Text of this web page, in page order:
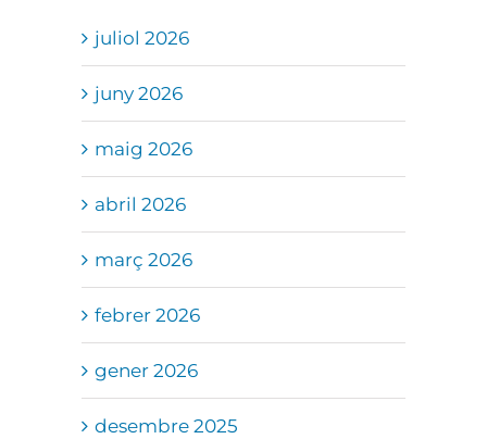
juliol 2026
juny 2026
maig 2026
abril 2026
març 2026
febrer 2026
gener 2026
desembre 2025